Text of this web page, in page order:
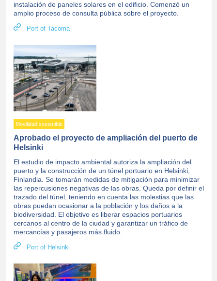
instalación de paneles solares en el edificio. Comenzó un
amplio proceso de consulta pública sobre el proyecto.
Port of Tacoma
Movilidad sostenible
Aprobado el proyecto de ampliación del puerto de
Helsinki
El estudio de impacto ambiental autoriza la ampliación del
puerto y la construcción de un túnel portuario en Helsinki,
Finlandia. Se tomarán medidas de mitigación para minimizar
las repercusiones negativas de las obras. Queda por definir el
trazado del túnel, teniendo en cuenta las molestias que las
obras puedan ocasionar a la población y los daños a la
biodiversidad. El objetivo es liberar espacios portuarios
cercanos al centro de la ciudad y garantizar un tráfico de
mercancías y pasajeros más fluido.
Port of Helsinki